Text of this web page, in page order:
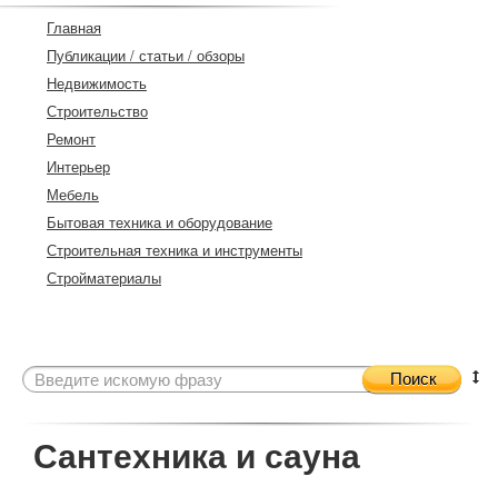
Главная
Публикации / статьи / обзоры
Недвижимость
Строительство
Ремонт
Интерьер
Мебель
Бытовая техника и оборудование
Строительная техника и инструменты
Стройматериалы
Поиск
Сантехника и сауна